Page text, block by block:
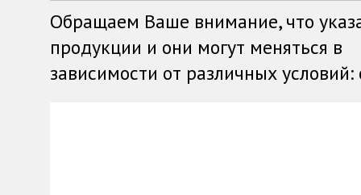
Обращаем Ваше внимание, что
продукции и они могут меняться в
зависимости от различных